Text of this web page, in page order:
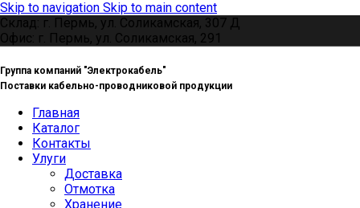
Skip to navigation Skip to main content
Склад: г. Пермь, ул. Соликамская, 307 Д
Офис: г. Пермь, ул. Соликамская, 291
Группа компаний "Электрокабель"
Поставки кабельно-проводниковой продукции
Главная
Каталог
Контакты
Улуги
Доставка
Отмотка
Хранение